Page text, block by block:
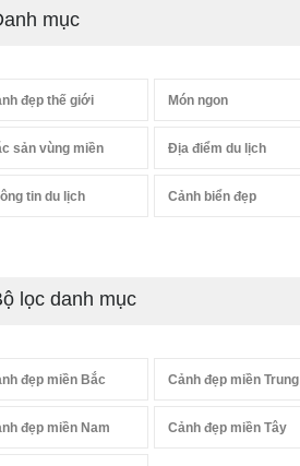
mục
đẹp thế giới Món ngon
sản vùng miền Địa điểm du lịch
tin du lịch Cảnh biển đẹp
lọc danh mục
đẹp miền Bắc Cảnh đẹp miền Trung
đẹp miền Nam Cảnh đẹp miền Tây